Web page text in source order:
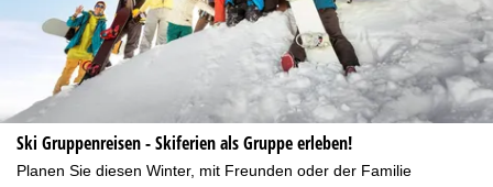
Ski Gruppenreisen - Skiferien als Gruppe erleben!
Planen Sie diesen Winter, mit Freunden oder der Familie